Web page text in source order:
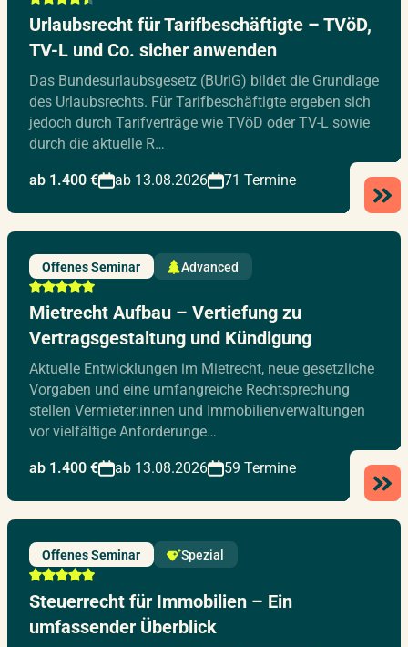
Urlaubsrecht für Tarifbeschäftigte – TVöD,
TV-L und Co. sicher anwenden
Das Bundesurlaubsgesetz (BUrlG) bildet die Grundlage
des Urlaubsrechts. Für Tarifbeschäftigte ergeben sich
jedoch durch Tarifverträge wie TVöD oder TV-L sowie
durch die aktuelle R…
ab 1.400 € ab 13.08.2026 71 Termine
Offenes Seminar Advanced
Mietrecht Aufbau – Vertiefung zu
Vertragsgestaltung und Kündigung
Aktuelle Entwicklungen im Mietrecht, neue gesetzliche
Vorgaben und eine umfangreiche Rechtsprechung
stellen Vermieter:innen und Immobilienverwaltungen
vor vielfältige Anforderunge…
ab 1.400 € ab 13.08.2026 59 Termine
Offenes Seminar Spezial
Steuerrecht für Immobilien – Ein
umfassender Überblick